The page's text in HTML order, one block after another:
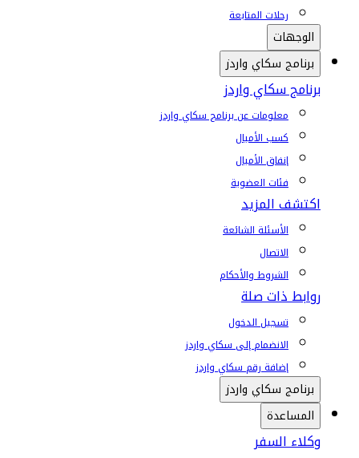
رحلات المتابعة
الوجهات
برنامج سكاي واردز
برنامج سكاي واردز
معلومات عن برنامج سكاي واردز
كسب الأميال
إنفاق الأميال
فئات العضوية
اكتشف المزيد
الأسئلة الشائعة
الاتصال
الشروط والأحكام
روابط ذات صلة
تسجيل الدخول
الانضمام إلى سكاي واردز
إضافة رقم سكاي واردز
برنامج سكاي واردز
المساعدة
وكلاء السفر